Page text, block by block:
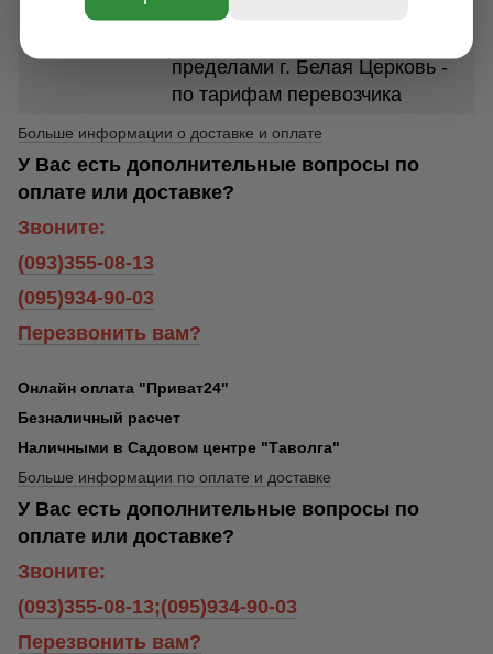
пределами г. Белая Церковь -
по тарифам перевозчика
Больше информации о доставке и оплате
У Вас есть дополнительные вопросы по
оплате или доставке?
Звоните:
(093)355-08-13
(095)934-90-03
Перезвонить вам?
Онлайн оплата "Приват24"
Безналичный расчет
Наличными в Садовом центре "Таволга"
Больше информации по оплате и доставке
У Вас есть дополнительные вопросы по
оплате или доставке?
Звоните:
(093)355-08-13;(095)934-90-03
Перезвонить вам?